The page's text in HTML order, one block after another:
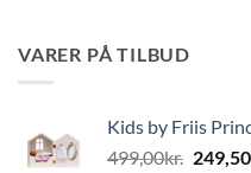
VARER PÅ TILBUD
Kids by Friis
499,00kr. Den
249,50